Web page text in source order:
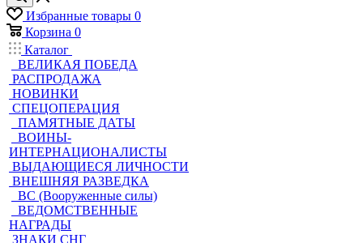
Избранные товары 0
Корзина 0
Каталог
ВЕЛИКАЯ ПОБЕДА
РАСПРОДАЖА
НОВИНКИ
СПЕЦОПЕРАЦИЯ
ПАМЯТНЫЕ ДАТЫ
ВОИНЫ-
ИНТЕРНАЦИОНАЛИСТЫ
ВЫДАЮЩИЕСЯ ЛИЧНОСТИ
ВНЕШНЯЯ РАЗВЕДКА
ВС (Вооруженные силы)
ВЕДОМСТВЕННЫЕ
НАГРАДЫ
ЗНАКИ СНГ